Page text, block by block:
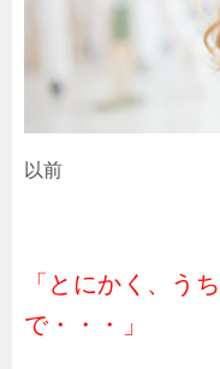
以前
「とにかく、う
で・・・」